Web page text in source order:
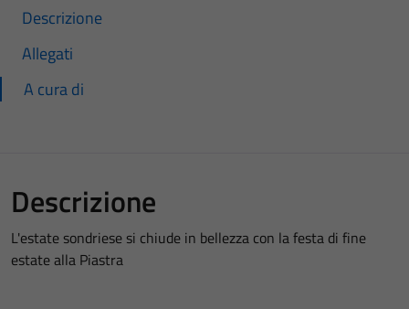
Descrizione
Allegati
A cura di
Descrizione
L'estate sondriese si chiude in bellezza con la festa di fine
estate alla Piastra